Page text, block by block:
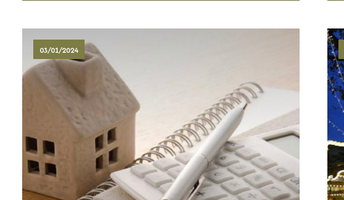
engagée.
03/01/2024